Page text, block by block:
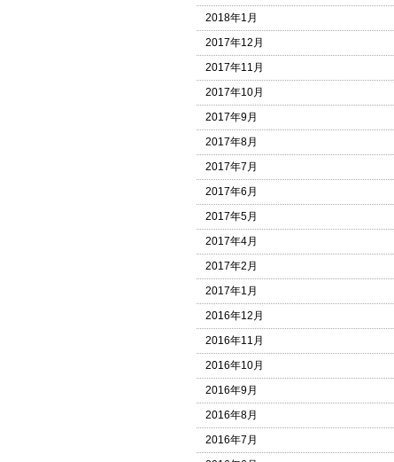
2018年1月
2017年12月
2017年11月
2017年10月
2017年9月
2017年8月
2017年7月
2017年6月
2017年5月
2017年4月
2017年2月
2017年1月
2016年12月
2016年11月
2016年10月
2016年9月
2016年8月
2016年7月